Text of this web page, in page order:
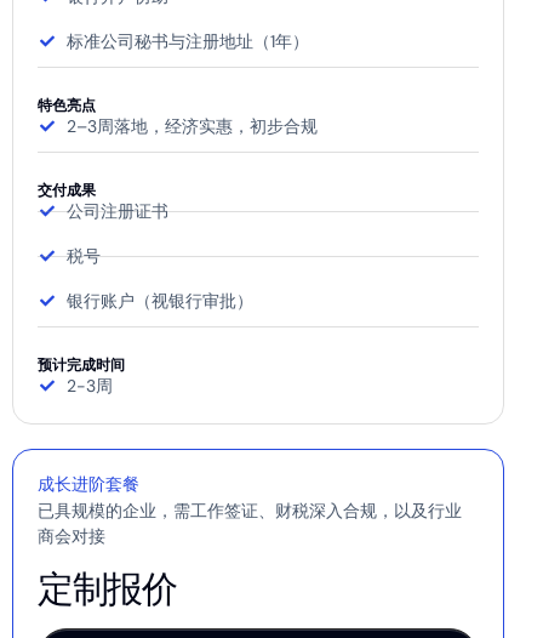
标准公司秘书与注册地址（1年）
特色亮点
2–3周落地，经济实惠，初步合规
交付成果
公司注册证书
税号
银行账户（视银行审批）
预计完成时间
2-3周
成长进阶套餐
已具规模的企业，需工作签证、财税深入合规，以及行业
商会对接
定制报价